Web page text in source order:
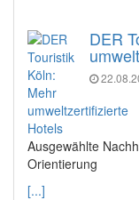
DER
Ausgewählte
Orientierung
[...]